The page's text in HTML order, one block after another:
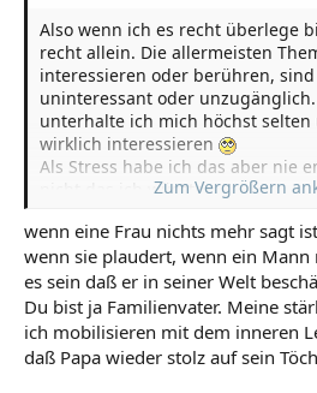
Also wenn ich es recht überlege
recht allein. Die allermeisten
interessieren oder berühren,
uninteressant oder
unterhalte ich mich höchst
wirklich interessieren
Als Stress habe ich das aber nie
nicht das ich wüsste.Zum Vergrößern
wenn eine Frau nichts mehr sagt
wenn sie plaudert, wenn ein Mann
es sein daß er in seiner Welt
Du bist ja Familienvater. Meine
ich mobilisieren mit dem inneren
daß Papa wieder stolz auf sein